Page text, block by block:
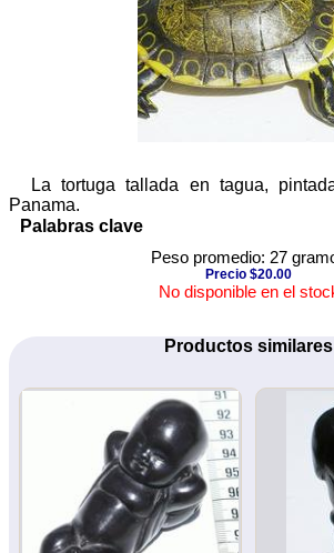
La tortuga tallada en tagua,
Panama.
Palabras clave
Peso promedio: 27
Precio $20.00
No disponible en el
Productos similares